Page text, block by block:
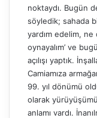
noktaydı. Bugün
söyledik; sahada
yardım edelim,
oynayalım’ ve
açılışı yaptık.
Camiamıza
99. yıl dönümü
olarak
anlamı vardı.